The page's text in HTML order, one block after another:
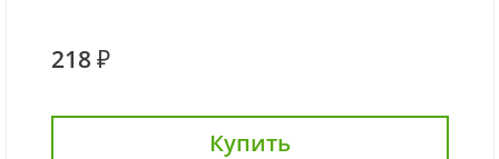
218 ₽
Купить